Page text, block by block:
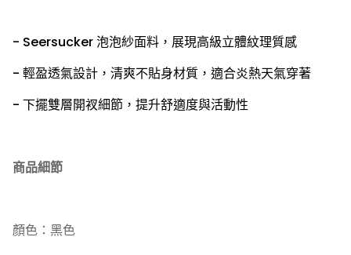
- Seersucker 泡泡紗面料，展現高級立體紋理質感
- 輕盈透氣設計，清爽不貼身材質，適合炎熱天氣穿著
- 下擺雙層開衩細節，提升舒適度與活動性
商品細節
顏色：黑色